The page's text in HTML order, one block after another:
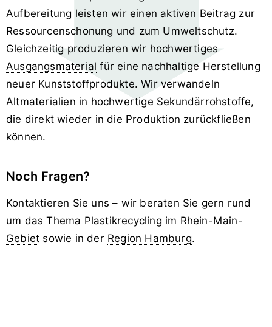
Aufbereitung leisten wir einen aktiven Beitrag zur
Ressourcenschonung und zum Umwelt­schutz.
Gleichzeitig produzieren wir hochwertiges
Ausgangsmaterial für eine nachhaltige Herstellung
neuer Kunststoffprodukte. Wir verwandeln
Altmaterialien in hochwertige Sekundärrohstoffe,
die direkt wieder in die Produktion zurückfließen
können.
Noch Fragen?
Kontaktieren Sie uns – wir beraten Sie gern rund
um das Thema Plastikrecycling im Rhein-Main-
Gebiet sowie in der Region Hamburg.